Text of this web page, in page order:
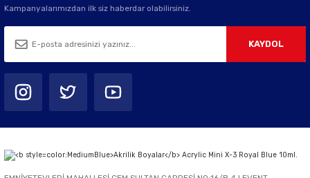
Kampanyalarımızdan ilk siz haberdar olabilirsiniz.
KAYDOL